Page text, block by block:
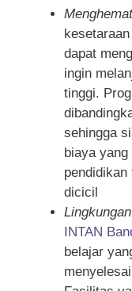
dapat
ingin
tinggi.
sehingga
biaya
dicicil
INTAN
belajar